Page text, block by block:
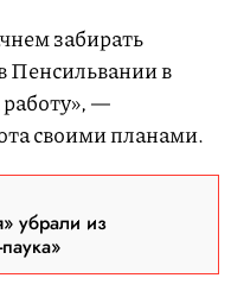
забирать
Пенсильвании в
работу», —
своими планами.
убрали из